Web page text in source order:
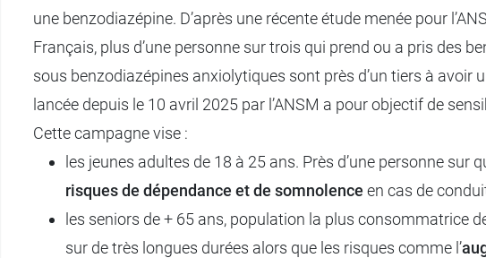
une benzodiazépine. D’après une récente étude menée pour
Français, plus d’une personne sur trois qui prend ou a pris des
sous benzodiazépines anxiolytiques sont près d’un tiers à
lancée depuis le 10 avril 2025 par l’ANSM a pour objectif de
Cette campagne vise :
les jeunes adultes de 18 à 25 ans. Près d’une personne
risques de dépendance et de somnolence en cas de
les seniors de + 65 ans, population la plus consommatrice
sur de très longues durées alors que les risques comme l’